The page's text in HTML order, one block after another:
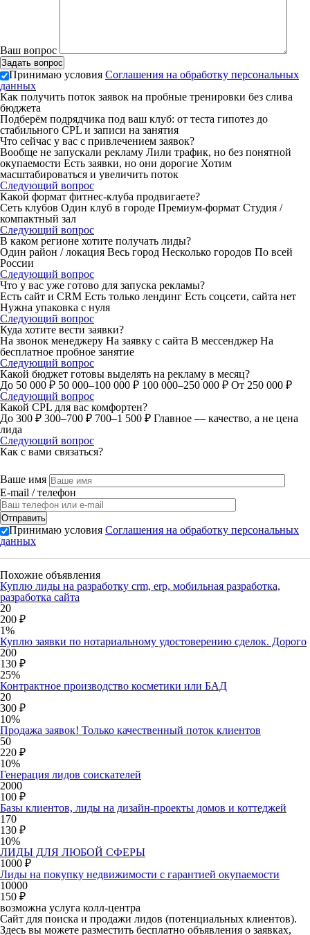
Ваш вопрос
Принимаю условия Соглашения на обработку персональных
данных
Как получить поток заявок на пробные тренировки без слива
бюджета
Подберём подрядчика под ваш клуб: от теста гипотез до
стабильного CPL и записи на занятия
Что сейчас у вас с привлечением заявок?
Вообще не запускали рекламу Лили трафик, но без понятной
окупаемости Есть заявки, но они дорогие Хотим
масштабироваться и увеличить поток
Следующий вопрос
Какой формат фитнес-клуба продвигаете?
Сеть клубов Один клуб в городе Премиум-формат Студия /
компактный зал
Следующий вопрос
В каком регионе хотите получать лиды?
Один район / локация Весь город Несколько городов По всей
России
Следующий вопрос
Что у вас уже готово для запуска рекламы?
Есть сайт и CRM Есть только лендинг Есть соцсети, сайта нет
Нужна упаковка с нуля
Следующий вопрос
Куда хотите вести заявки?
На звонок менеджеру На заявку с сайта В мессенджер На
бесплатное пробное занятие
Следующий вопрос
Какой бюджет готовы выделять на рекламу в месяц?
До 50 000 ₽ 50 000–100 000 ₽ 100 000–250 000 ₽ От 250 000 ₽
Следующий вопрос
Какой CPL для вас комфортен?
До 300 ₽ 300–700 ₽ 700–1 500 ₽ Главное — качество, а не цена
лида
Следующий вопрос
Как с вами связаться?
Ваше имя
E-mail / телефон
Принимаю условия Соглашения на обработку персональных
данных
Похожие объявления
Куплю лиды на разработку crm, erp, мобильная разработка,
разработка сайта
20
200 ₽
1%
Куплю заявки по нотариальному удостоверению сделок. Дорого
200
130 ₽
25%
Контрактное производство косметики или БАД
20
300 ₽
10%
Продажа заявок! Только качественный поток клиентов
50
220 ₽
10%
Генерация лидов соискателей
2000
100 ₽
Базы клиентов, лиды на дизайн-проекты домов и коттеджей
170
130 ₽
10%
ЛИДЫ ДЛЯ ЛЮБОЙ СФЕРЫ
1000 ₽
Лиды на покупку недвижимости с гарантией окупаемости
10000
150 ₽
возможна услуга колл-центра
Сайт для поиска и продажи лидов (потенциальных клиентов).
Здесь вы можете разместить бесплатно объявления о заявках,